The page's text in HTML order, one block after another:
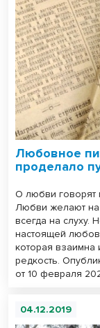
Любовное
проделало
О любви говорят
Любви желают на
всегда на слуху.
настоящей
которая
редкость.
от 10 февраля
04.12.2019